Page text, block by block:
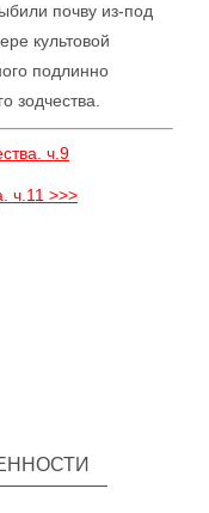
почву из-под
культовой
подлинно
зодчества.
ч.9
ч.11 >>>